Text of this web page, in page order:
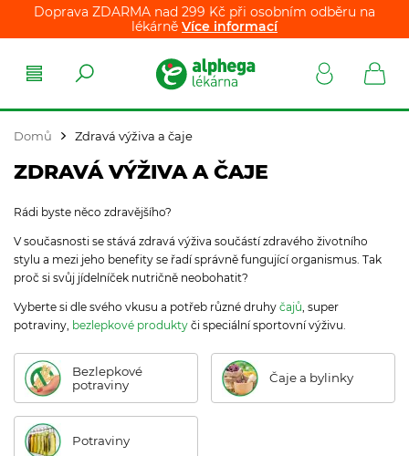
Doprava ZDARMA nad 299 Kč při osobním odběru na
lékárně Více informací
Domů Zdravá výživa a čaje
ZDRAVÁ VÝŽIVA A ČAJE
Rádi byste něco zdravějšího?
V současnosti se stává zdravá výživa součástí zdravého životního
stylu a mezi jeho benefity se řadí správně fungující organismus. Tak
proč si svůj jídelníček nutričně neobohatit?
Vyberte si dle svého vkusu a potřeb různé druhy čajů, super
potraviny, bezlepkové produkty či speciální sportovní výživu.
Bezlepkové
potraviny
Čaje a bylinky
Potraviny